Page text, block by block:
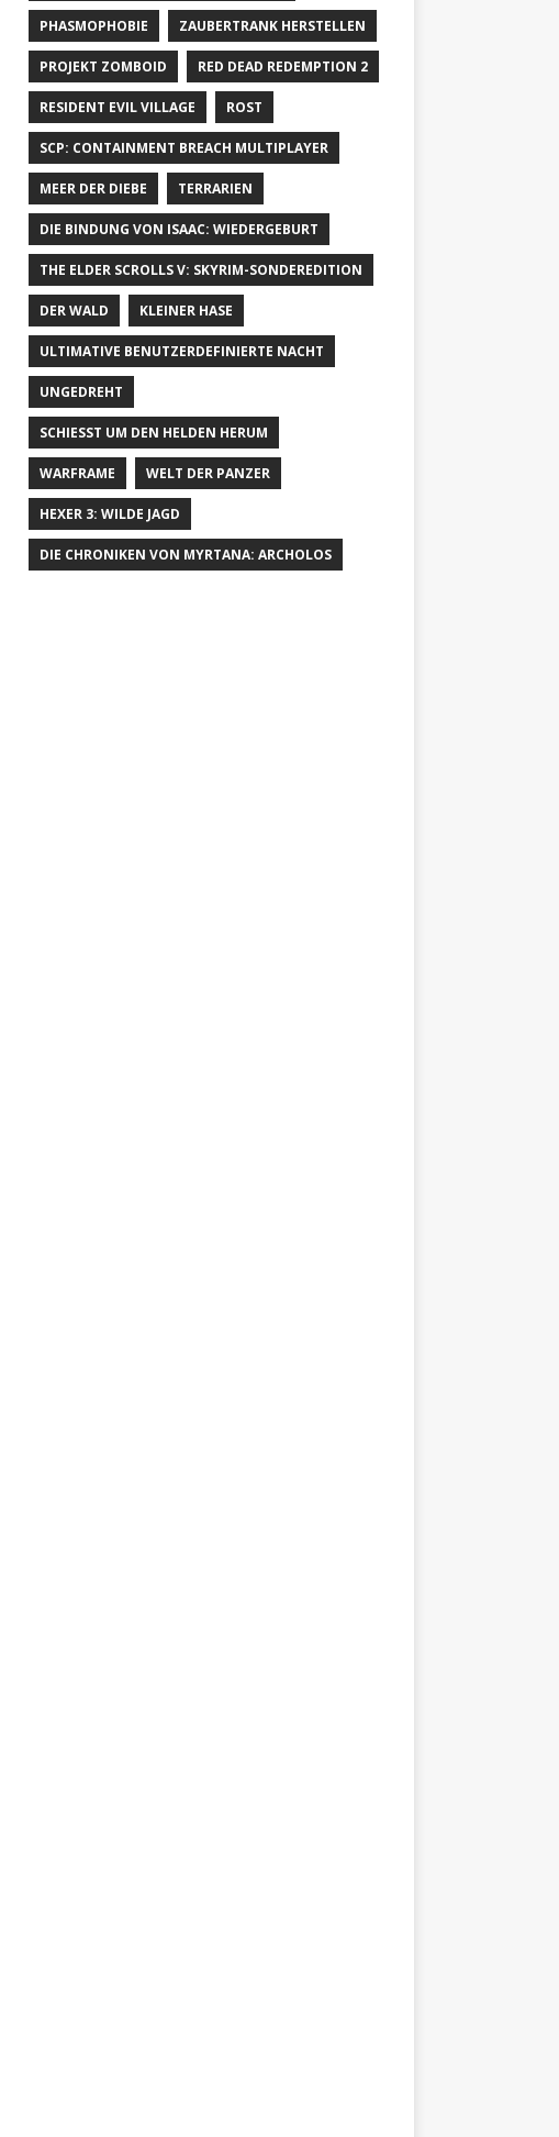
PHASMOPHOBIE ZAUBERTRANK HERSTELLEN
PROJEKT ZOMBOID RED DEAD REDEMPTION 2
RESIDENT EVIL VILLAGE ROST
SCP: CONTAINMENT BREACH MULTIPLAYER
MEER DER DIEBE TERRARIEN
DIE BINDUNG VON ISAAC: WIEDERGEBURT
THE ELDER SCROLLS V: SKYRIM-SONDEREDITION
DER WALD KLEINER HASE
ULTIMATIVE BENUTZERDEFINIERTE NACHT
UNGEDREHT
SCHIESST UM DEN HELDEN HERUM
WARFRAME WELT DER PANZER
HEXER 3: WILDE JAGD
DIE CHRONIKEN VON MYRTANA: ARCHOLOS